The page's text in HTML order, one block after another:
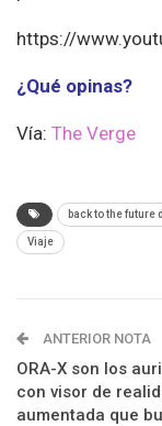
https://
¿Qué opinas?
Vía: The Verge
back to the future
Viaje
ANTERIOR NOTA
ORA-X son los
con visor de
aumentada que